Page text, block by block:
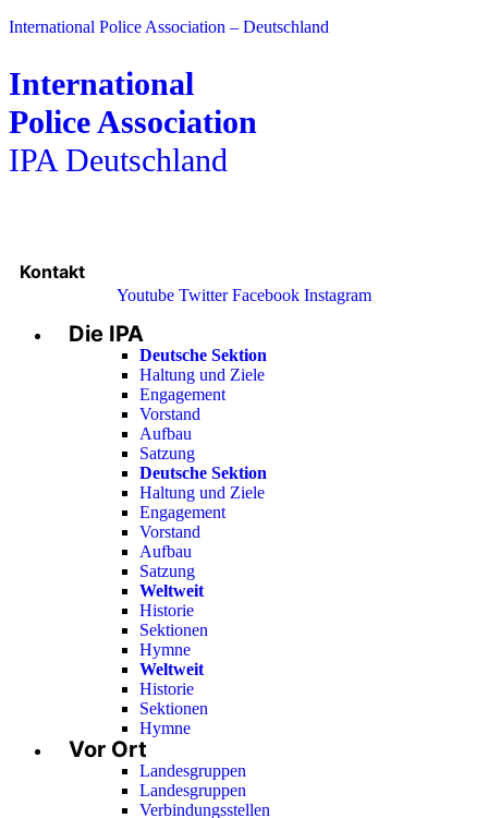
International Police Association – Deutschland
International
Police Association
IPA Deutschland
Kontakt
Youtube Twitter Facebook Instagram
Menu
Die IPA
Deutsche Sektion
Haltung und Ziele
Engagement
Vorstand
Aufbau
Satzung
Deutsche Sektion
Haltung und Ziele
Engagement
Vorstand
Aufbau
Satzung
Weltweit
Historie
Sektionen
Hymne
Weltweit
Historie
Sektionen
Hymne
Vor Ort
Landesgruppen
Landesgruppen
Verbindungsstellen